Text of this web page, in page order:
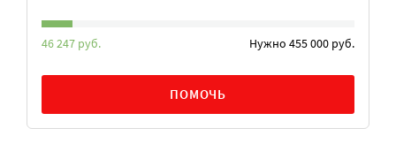
46 247 руб. Нужно 455 000 руб.
ПОМОЧЬ